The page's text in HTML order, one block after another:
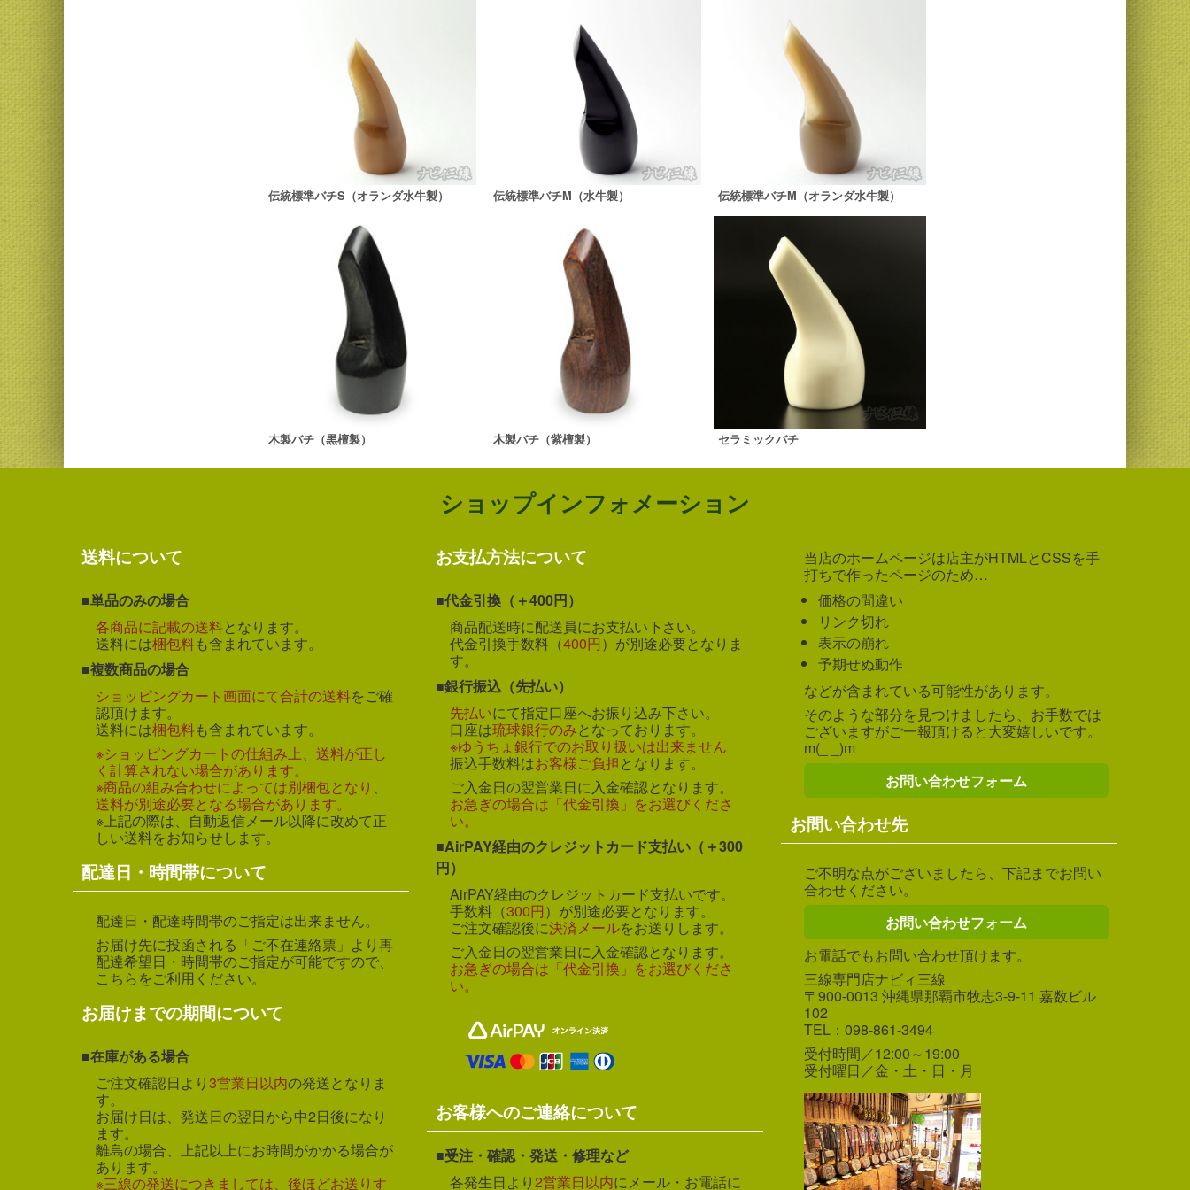
伝統標準バチS（オランダ水牛製） 伝統標準バチM（水牛製） 伝統標準バチM（オランダ水牛製）
木製バチ（黒檀製） 木製バチ（紫檀製） セラミックバチ
ショップインフォメーション
送料について
単品のみの場合
各商品に記載の送料となります。
送料には梱包料も含まれています。
複数商品の場合
ショッピングカート画面にて合計の送料をご確
認頂けます。
送料には梱包料も含まれています。
※ショッピングカートの仕組み上、送料が正し
く計算されない場合があります。
※商品の組み合わせによっては別梱包となり、
送料が別途必要となる場合があります。
※上記の際は、自動返信メール以降に改めて正
しい送料をお知らせします。
配達日・時間帯について
配達日・配達時間帯のご指定は出来ません。
お届け先に投函される「ご不在連絡票」より再
配達希望日・時間帯のご指定が可能ですので、
こちらをご利用ください。
お届けまでの期間について
在庫がある場合
ご注文確認日より3営業日以内の発送となりま
す。
お届け日は、発送日の翌日から中2日後になり
ます。
離島の場合、上記以上にお時間がかかる場合が
あります。
※三線の発送につきましては、後ほどお送りす
お支払方法について
代金引換（＋400円）
商品配送時に配送員にお支払い下さい。
代金引換手数料（400円）が別途必要となりま
す。
銀行振込（先払い）
先払いにて指定口座へお振り込み下さい。
口座は琉球銀行のみとなっております。
※ゆうちょ銀行でのお取り扱いは出来ません
振込手数料はお客様ご負担 となります。
ご入金日の翌営業日に入金確認となります。
お急ぎの場合は「代金引換」をお選びくださ
い。
AirPAY経由のクレジットカード支払い（＋300
円）
AirPAY経由のクレジットカード支払いです。
手数料（300円）が別途必要となります。
ご注文確認後に決済メールをお送りします。
ご入金日の翌営業日に入金確認となります。
お急ぎの場合は「代金引換」をお選びくださ
い。
お客様へのご連絡について
受注・確認・発送・修理など
各発生日より2営業日以内にメール・お電話に
当店のホームページは店主がHTMLとCSSを手
打ちで作ったページのため…
価格の間違い
リンク切れ
表示の崩れ
予期せぬ動作
などが含まれている可能性があります。
そのような部分を見つけましたら、お手数では
ございますがご一報頂けると大変嬉しいです。
m(_ _)m
お問い合わせフォーム
お問い合わせ先
ご不明な点がございましたら、下記までお問い
合わせください。
お問い合わせフォーム
お電話でもお問い合わせ頂けます。
三線専門店ナビィ三線
〒900-0013 沖縄県那覇市牧志3-9-11 嘉数ビル
102
TEL：098-861-3494
受付時間／12:00～19:00
受付曜日／金・土・日・月